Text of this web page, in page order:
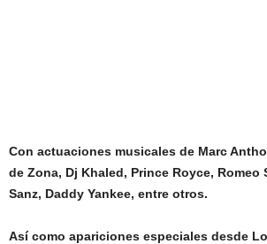
Con actuaciones musicales de Marc
de Zona, Dj Khaled, Prince Royce, Romeo
Sanz, Daddy Yankee, entre otros.
Así como apariciones especiales desde